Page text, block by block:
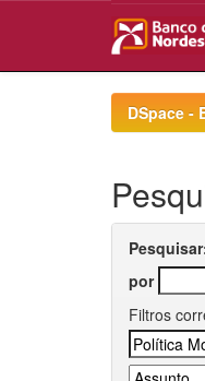
DSpace -
por
Filtros